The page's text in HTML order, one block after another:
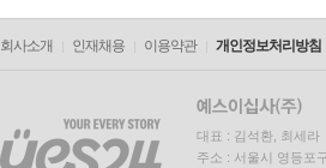
회사소개 인재채용 이용약관 개인정보처리방침
대표 : 김석환, 최세라
주소 : 서울시 영등포